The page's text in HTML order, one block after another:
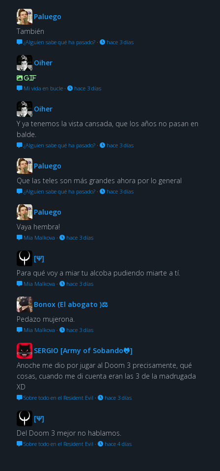
Paluego
También
¿Alguien sabe qué ha pasado?· hace 3 días
Oiher
GIF
Mi vida en bucle· hace 3 días
Oiher
Y ya tenemos la vista cansada, que los años no pasan en
balde.
¿Alguien sabe qué ha pasado?· hace 3 días
Paluego
Que las teles son más grandes ahora por lo general
¿Alguien sabe qué ha pasado?· hace 3 días
Paluego
Vaya hembra!
Mia Malkova · hace 3 días
[Ψ]
Para qué voy a miar tu alcoba pudiendo miarte a tí.
Mia Malkova · hace 3 días
Bonox (El abogato )⚖
Pedazo mujerona.
Mia Malkova · hace 3 días
SERGIO [Army of Sobando🐸]
Anoche me dio por jugar al Doom 3 precisamente, qué
cosas, cuando me di cuenta eran las 3 de la madrugada
XD
Sobre todo en el Resident Evil · hace 3 días
[Ψ]
Del Doom 3 mejor no hablamos.
Sobre todo en el Resident Evil · hace 4 días